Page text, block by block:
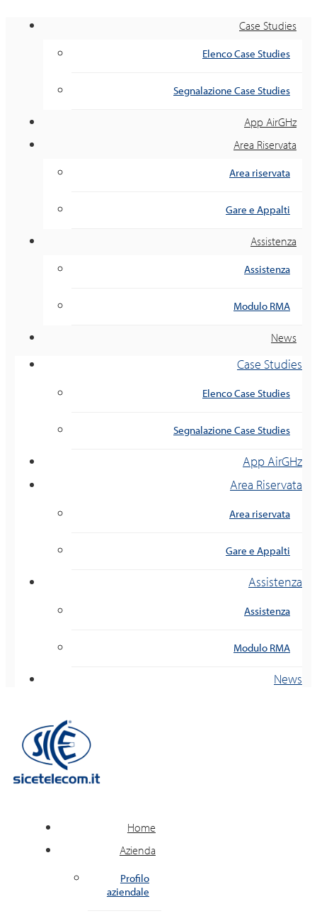
Case Studies
Elenco Case Studies
Segnalazione Case Studies
App AirGHz
Area Riservata
Area riservata
Gare e Appalti
Assistenza
Assistenza
Modulo RMA
News
Case Studies
Elenco Case Studies
Segnalazione Case Studies
App AirGHz
Area Riservata
Area riservata
Gare e Appalti
Assistenza
Assistenza
Modulo RMA
News
Home
Azienda
Profilo
aziendale